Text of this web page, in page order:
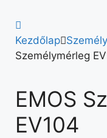
Kezdőlap
Személymérleg
EMOS
EV104